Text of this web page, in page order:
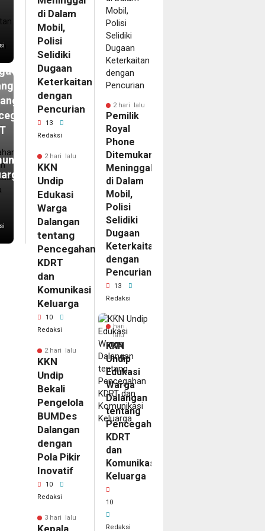
di Dalam
Mobil,
Polisi
Selidiki
Dugaan
Keterkaitan
dengan
Pencurian
13
Redaksi
2 hari lalu
KKN
Undip
Edukasi
Warga
Dalangan
tentang
Pencegahan
KDRT
dan
Komunikasi
Keluarga
10
Redaksi
2 hari lalu
KKN
Undip
Bekali
Pengelola
BUMDes
Dalangan
dengan
Pola Pikir
Inovatif
10
Redaksi
3 hari lalu
2 hari lalu
Pemilik
Royal
Phone
Ditemukan
Meninggal
di Dalam
Mobil,
Polisi
Selidiki
Dugaan
Keterkaitan
dengan
Pencurian
13
Redaksi
2
hari
lalu
KKN
Undip
Edukasi
Warga
Dalangan
tentang
Pencegahan
KDRT
dan
Komunikasi
Keluarga
10
Redaksi